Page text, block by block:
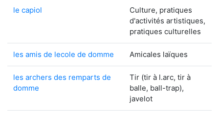
le capiol
Culture, pratiques
d'activités artistiques,
pratiques culturelles
les amis de lecole de domme Amicales laïques
les archers des remparts de
domme
Tir (tir à l.arc, tir à
balle, ball-trap),
javelot